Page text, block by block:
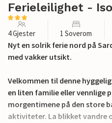
Ferieleilighet -
4 Gjester 1 Soverom
Nyt en solrik ferie nord på
med vakker utsikt.
Velkommen til denne
en liten familie eller vennlige
morgentimene på den store
aktiviteter. La blikket vandre